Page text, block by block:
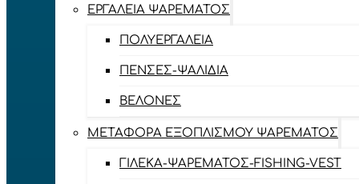
EΡΓΑΛΕΊΑ ΨΑΡΈΜΑΤΟΣ
ΠΟΛΥΕΡΓΑΛΕΊΑ
ΠΈΝΣΕΣ-ΨΑΛΊΔΙΑ
ΒΕΛΌΝΕΣ
ΜΕΤΑΦΟΡΆ ΕΞΟΠΛΙΣΜΟΎ ΨΑΡΈΜΑΤΟΣ
ΓΙΛΈΚΑ-ΨΑΡΈΜΑΤΟΣ-FISHING-VEST